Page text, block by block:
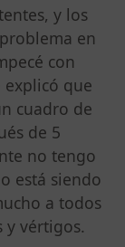
y los
en
con
que
cuadro de
de 5
no tengo
está siendo
a todos
y vértigos.